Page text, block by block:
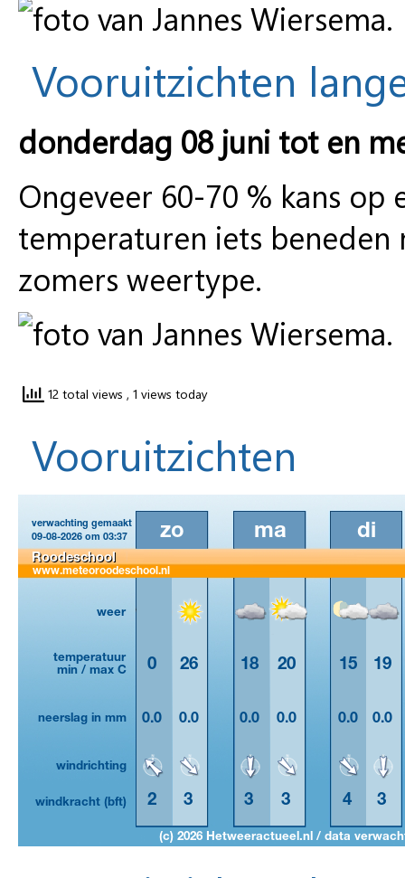
Vooruitzichten
donderdag 08 juni tot en
Ongeveer 60-70 % kans
temperaturen iets beneden
zomers weertype.
12 total views , 1 views today
Vooruitzichten